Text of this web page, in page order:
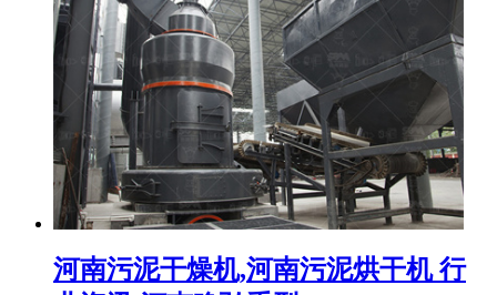
河南污泥干燥机,河南污泥烘干机 行